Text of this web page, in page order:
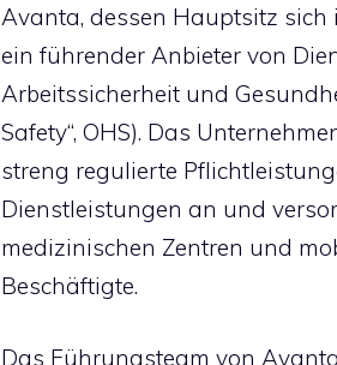
Avanta, dessen Hauptsitz sich
ein führender Anbieter von
Arbeitssicherheit und
Safety“, OHS). Das
streng regulierte
Dienstleistungen an und
medizinischen Zentren und
Beschäftigte.
Das Führungsteam von